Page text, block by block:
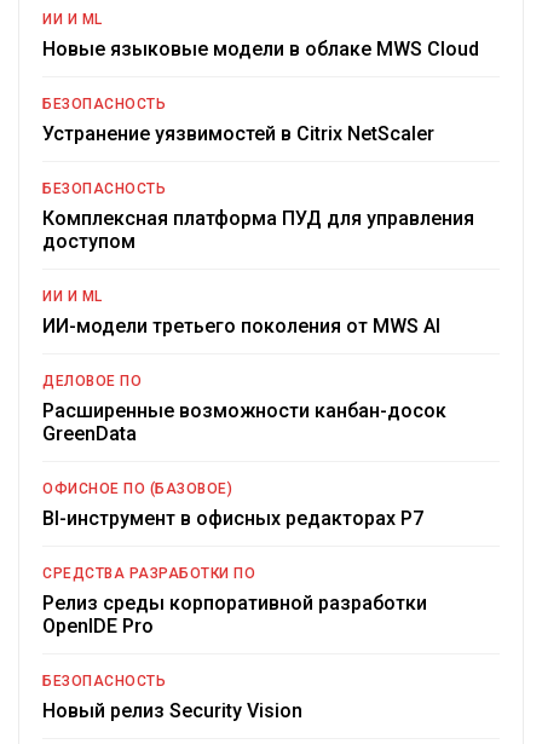
ИИ И ML
Новые языковые модели в облаке MWS Cloud
БЕЗОПАСНОСТЬ
Устранение уязвимостей в Citrix NetScaler
БЕЗОПАСНОСТЬ
Комплексная платформа ПУД для управления
доступом
ИИ И ML
ИИ-модели третьего поколения от MWS AI
ДЕЛОВОЕ ПО
Расширенные возможности канбан-досок
GreenData
ОФИСНОЕ ПО (БАЗОВОЕ)
BI-инструмент в офисных редакторах Р7
СРЕДСТВА РАЗРАБОТКИ ПО
Релиз среды корпоративной разработки
OpenIDE Pro
БЕЗОПАСНОСТЬ
Новый релиз Security Vision